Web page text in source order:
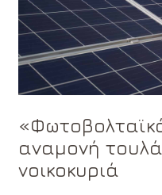
αναμονή
νοικοκυριά